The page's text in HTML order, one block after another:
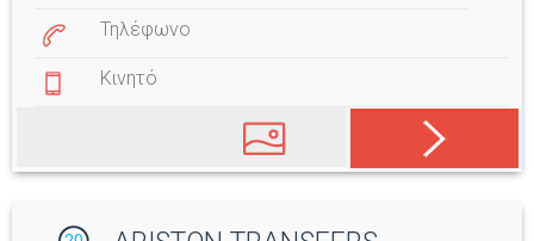
Τηλέφωνο
Κινητό